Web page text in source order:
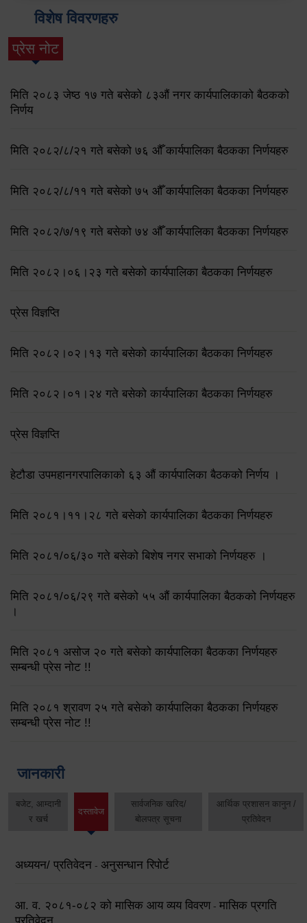
विशेष विवरणहरु
प्रेस नोट
मिति २०८३ जेष्ठ १७ गते बसेको ८३औं नगर कार्यपालिकाको बैठकको
निर्णय
मिति २०८२/८/२१ गते बसेको ७६ औँ कार्यपालिका बैठकका निर्णयहरु
मिति २०८२/८/११ गते बसेको ७५ औँ कार्यपालिका बैठकका निर्णयहरु
मिति २०८२/७/१९ गते बसेको ७४ औँ कार्यपालिका बैठकका निर्णयहरु
मिति २०८२।०६।२३ गते बसेको कार्यपालिका बैठकका निर्णयहरु
प्रेस विज्ञप्ति
मिति २०८२।०२।१३ गते बसेको कार्यपालिका बैठकका निर्णयहरु
मिति २०८२।०१।२४ गते बसेको कार्यपालिका बैठकका निर्णयहरु
प्रेस विज्ञप्ति
हेटौडा उपमहानगरपालिकाको ६३ औं कार्यपालिका बैठकको निर्णय ।
मिति २०८१।११।२८ गते बसेको कार्यपालिका बैठकका निर्णयहरु
मिति २०८१/०६/३० गते बसेको बिशेष नगर सभाको निर्णयहरु ।
मिति २०८१/०६/२९ गते बसेको ५५ औं कार्यपालिका बैठकको निर्णयहरु
।
मिति २०८१ असोज २० गते बसेको कार्यपालिका बैठकका निर्णयहरु
सम्बन्धी प्रेस नोट !!
मिति २०८१ श्रावण २५ गते बसेको कार्यपालिका बैठकका निर्णयहरु
सम्बन्धी प्रेस नोट !!
जानकारी
बजेट, आम्दानी
र खर्च
दस्तावेज
सार्वजनिक खरिद/
बोलपत्र सूचना
आर्थिक प्रशासन कानुन /
प्रतिवेदन
अध्ययन/ प्रतिवेदन - अनुसन्धान रिपोर्ट
आ. व. २०८१-०८२ को मासिक आय व्यय विवरण - मासिक प्रगति